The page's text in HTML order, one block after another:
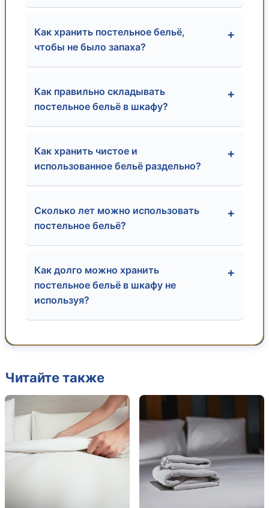
Как хранить постельное бельё,
чтобы не было запаха?
+
Как правильно складывать
постельное бельё в шкафу?
+
Как хранить чистое и
использованное бельё раздельно?
+
Сколько лет можно использовать
постельное бельё?
+
Как долго можно хранить
постельное бельё в шкафу не
используя?
+
Читайте также